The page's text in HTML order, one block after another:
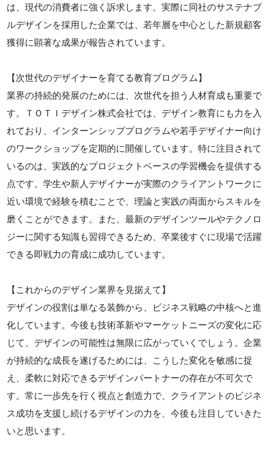
は、現代の消費者に強く訴求します。実際に同社のサステナブ
ルデザインを採用した企業では、若年層を中心とした新規顧客
獲得に顕著な成果が報告されています。
【次世代のデザイナーを育てる教育プログラム】
業界の持続的発展のためには、次世代を担う人材育成も重要で
す。ＴＯＴＩデザイン株式会社では、デザイン教育にも力を入
れており、インターンシッププログラムや若手デザイナー向け
のワークショップを定期的に開催しています。特に注目されて
いるのは、実践的なプロジェクトベースの学習機会を提供する
点です。学生や新人デザイナーが実際のクライアントワークに
近い環境で経験を積むことで、理論と実践の両面からスキルを
磨くことができます。また、最新のデザインツールやテクノロ
ジーに関する知識も習得できるため、卒業後すぐに現場で活躍
できる即戦力の育成に成功しています。
【これからのデザイン業界を見据えて】
デザインの役割は単なる装飾から、ビジネス戦略の中核へと進
化しています。今後も技術革新やマーケットニーズの変化に応
じて、デザインの可能性は無限に広がっていくでしょう。企業
が持続的な成長を遂げるためには、こうした変化を敏感に捉
え、柔軟に対応できるデザインパートナーの存在が不可欠で
す。常に一歩先を行く視点と創造力で、クライアントのビジネ
ス成功を支援し続けるデザインの力を、今後も注目していきた
いと思います。